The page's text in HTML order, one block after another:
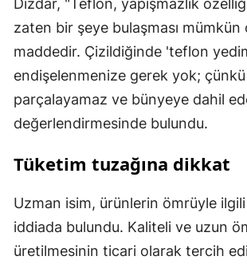
Dizdar, "Teflon, yapışmazlık
zaten bir şeye bulaşması
maddedir. Çizildiğinde 'teflon
endişelenmenize gerek yok;
parçalayamaz ve bünyeye dahil
değerlendirmesinde bulundu.
Tüketim tuzağına dikkat
Uzman isim, ürünlerin ömrüyle ilgili
iddiada bulundu. Kaliteli ve uzun
üretilmesinin ticari olarak tercih